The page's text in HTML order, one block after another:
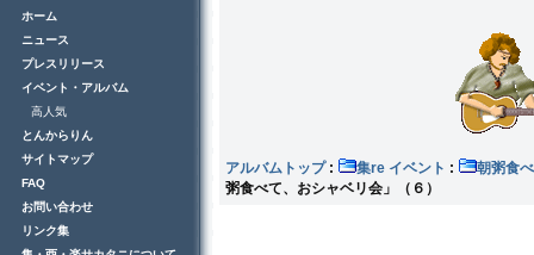
ホーム
ニュース
プレスリリース
イベント・アルバム
高人気
とんからりん
サイトマップ
FAQ
お問い合わせ
リンク集
アルバムトップ: 集re イベント :
朝粥食
粥食べて、おシャベリ会」（６）